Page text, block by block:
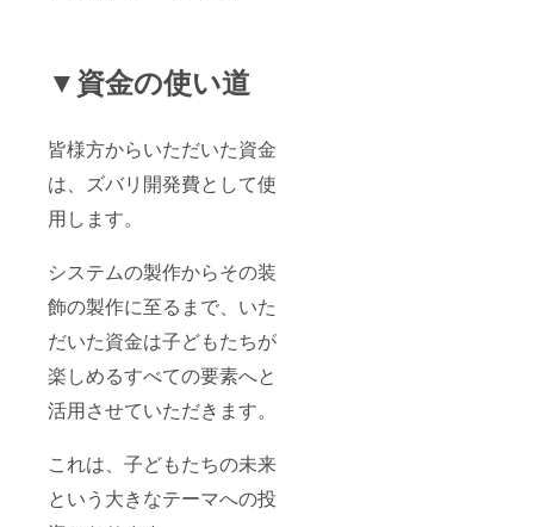
▼資金の使い道
皆様方からいただいた資金
は、ズバリ開発費として使
用します。
システムの製作からその装
飾の製作に至るまで、いた
だいた資金は子どもたちが
楽しめるすべての要素へと
活用させていただきます。
これは、子どもたちの未来
という大きなテーマへの投